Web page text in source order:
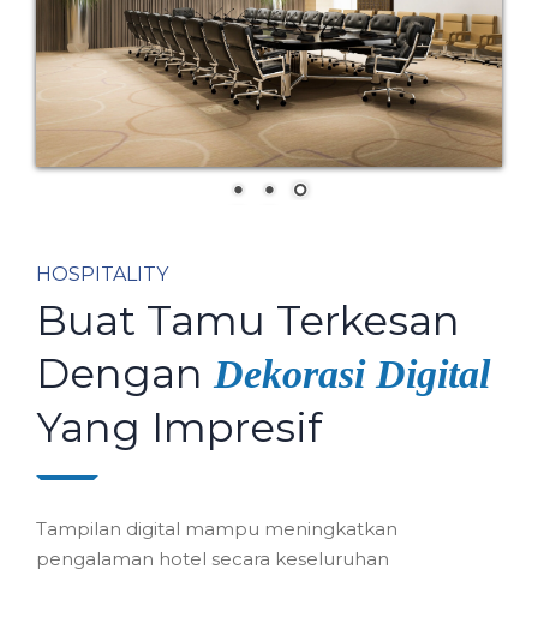
HOSPITALITY
Buat Tamu Terkesan
DenganDekorasi Digital
Yang Impresif
Tampilan digital mampu meningkatkan
pengalaman hotel secara keseluruhan